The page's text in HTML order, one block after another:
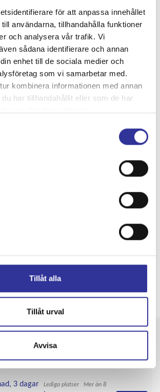
för att anpassa innehållet
användarna, tillhandahålla funktioner
och analysera vår trafik. Vi
sådana identifierare och annan
enhet till de sociala medier och
som vi samarbetar med.
kombinera informationen med annan
har tillhandahållit eller som de har
Tillåt alla
Tillåt urval
Avvisa
ankomsttider
tillägg
priser
3 dagar
Mer än 8